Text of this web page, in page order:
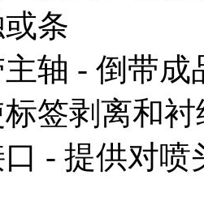
条
轴 - 倒带
签剥离和
- 提供对